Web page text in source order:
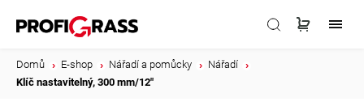
Domů E-shop Nářadí a pomůcky Nářadí
Klíč nastavitelný, 300 mm/12"